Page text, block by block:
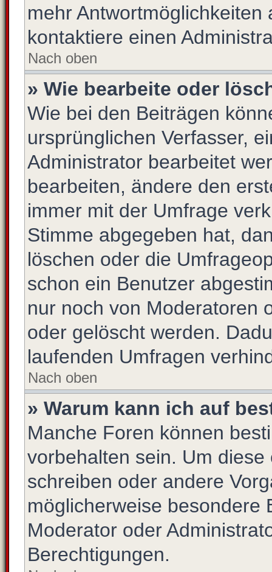
mehr
kontaktiere einen
Nach oben
» Wie bearbeite oder
Wie bei den Beiträgen
ursprünglichen Verfasser,
Administrator bearbeitet
bearbeiten, ändere den
immer mit der Umfrage
Stimme abgegeben hat,
löschen oder die
schon ein Benutzer
nur noch von Moderatoren
oder gelöscht werden.
laufenden Umfragen
Nach oben
» Warum kann ich auf
Manche Foren können
vorbehalten sein. Um
schreiben oder andere
möglicherweise besondere
Moderator oder
Berechtigungen.